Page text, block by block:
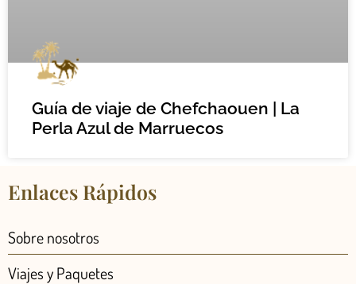
Guía de viaje de Chefchaouen | La
Perla Azul de Marruecos
Enlaces Rápidos
Sobre nosotros
Viajes y Paquetes